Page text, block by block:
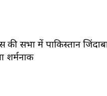
की सभा में पाकिस्तान
शर्मनाक